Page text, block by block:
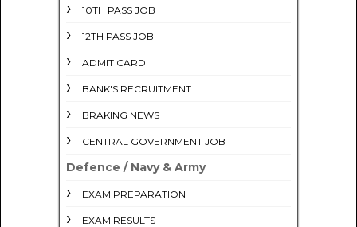
10TH PASS JOB
12TH PASS JOB
ADMIT CARD
BANK'S RECRUITMENT
BRAKING NEWS
CENTRAL GOVERNMENT JOB
Defence / Navy & Army
EXAM PREPARATION
EXAM RESULTS